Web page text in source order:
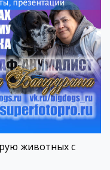
животных с